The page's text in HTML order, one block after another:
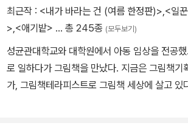
번역되어서 전 세계에서 3,300만 권이 팔리기
고 매력적인 그의 작품 세계는 ‘로라 잉걸스 와일
을 인정받고 있습니다.
최근작 : <내가 바라는 건 (여름 한정판)>,<일
>,<애기밭> … 총 245종 (모두보기)
성균관대학교와 대학원에서 아동 임상을 전공
로 일하다가 그림책을 만났다. 지금은 그림책기
가, 그림책테라피스트로 그림책 세상에 살고 있